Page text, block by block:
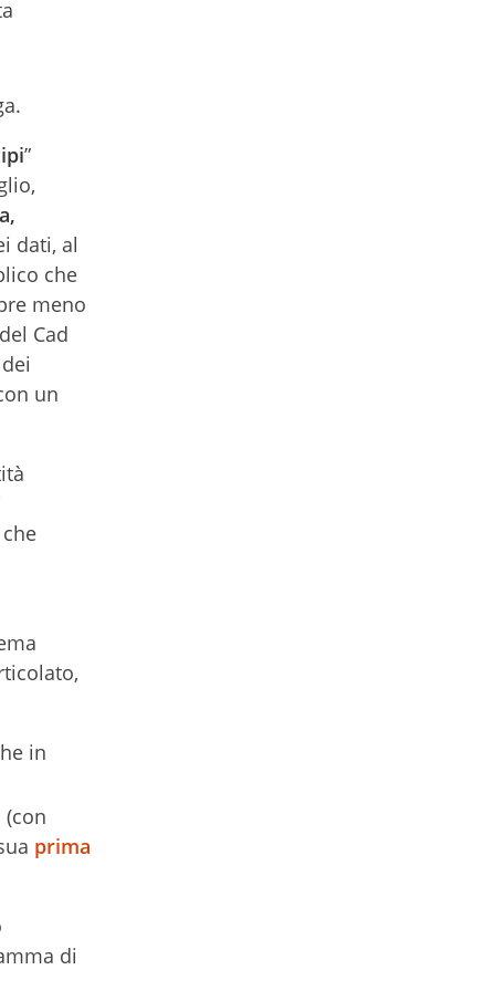
”
dati, al
che
meno
Cad
un
in
(con
prima
di